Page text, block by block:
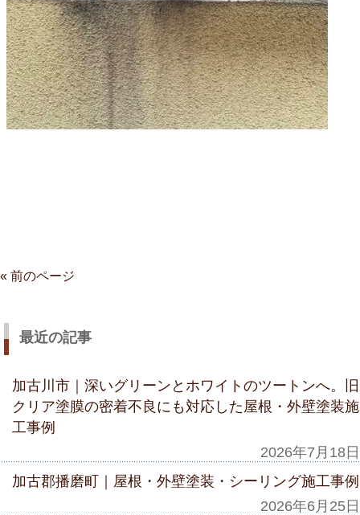
« 前のページ
最近の記事
加古川市｜深いグリーンとホワイトのツートンへ。旧
クリア塗膜の密着不良にも対応した屋根・外壁塗装施
工事例
2026年7月18日
加古郡播磨町｜屋根・外壁塗装・シーリング施工事例
2026年6月25日